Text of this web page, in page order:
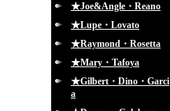
★Joe&Angle・Reano
★Lupe・Lovato
★Raymond・Rosetta
★Mary・Tafoya
★Gilbert・Dino・Garci
a